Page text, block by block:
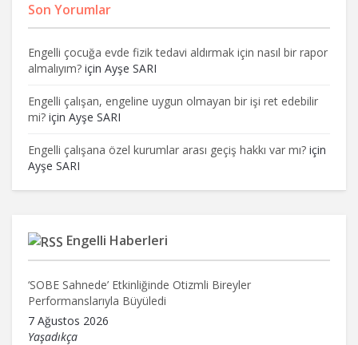
Son Yorumlar
Engelli çocuğa evde fizik tedavi aldırmak için nasıl bir rapor
almalıyım? için Ayşe SARI
Engelli çalışan, engeline uygun olmayan bir işi ret edebilir
mi? için Ayşe SARI
Engelli çalışana özel kurumlar arası geçiş hakkı var mı? için
Ayşe SARI
Engelli Haberleri
‘SOBE Sahnede’ Etkinliğinde Otizmli Bireyler
Performanslarıyla Büyüledi
7 Ağustos 2026
Yaşadıkça